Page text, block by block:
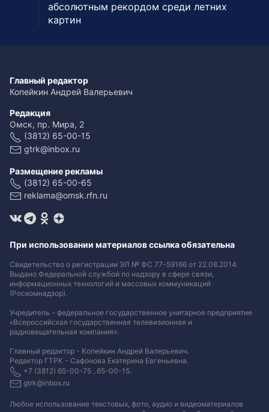
абсолютным рекордом среди летних
картин
Главный редактор
Копейкин Андрей Валерьевич
Редакция
Омск, пр. Мира, 2
(3812) 65-00-15
gtrk@inbox.ru
Размещение рекламы
(3812) 65-00-65
reklama@omsk.rfn.ru
При использовании материалов ссылка обязательна
Свидетельство о регистрации ЭЛ № ФС 77-59166 от 22.08.2014.
Выдано Федеральной службой по надзору в сфере связи,
информационных технологий и массовых коммуникаций
(Роскомнадзор).
Учредитель - федеральное государственное унитарное предприятие
«Всероссийская государственная телевизионная и
радиовещательная компания».
Главный редактор - Копейкин Андрей Валерьевич.
Редактор ГТРК - Сафонова Екатерина Евгеньевна.
+7 (3812) 65-00-75 , 65-00-15.
gtrk@inbox.ru
Любое использование текстовых, фото, аудио и видеоматериалов